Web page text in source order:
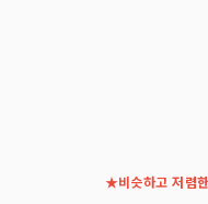
★비슷하고 저렴